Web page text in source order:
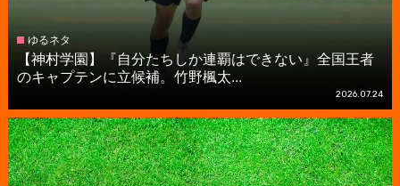
ゆるネタ
【神村学園】『自分たちしか連覇はできない』全国王者
のキャプテンに立候補。竹野楓太...
2026.07.24